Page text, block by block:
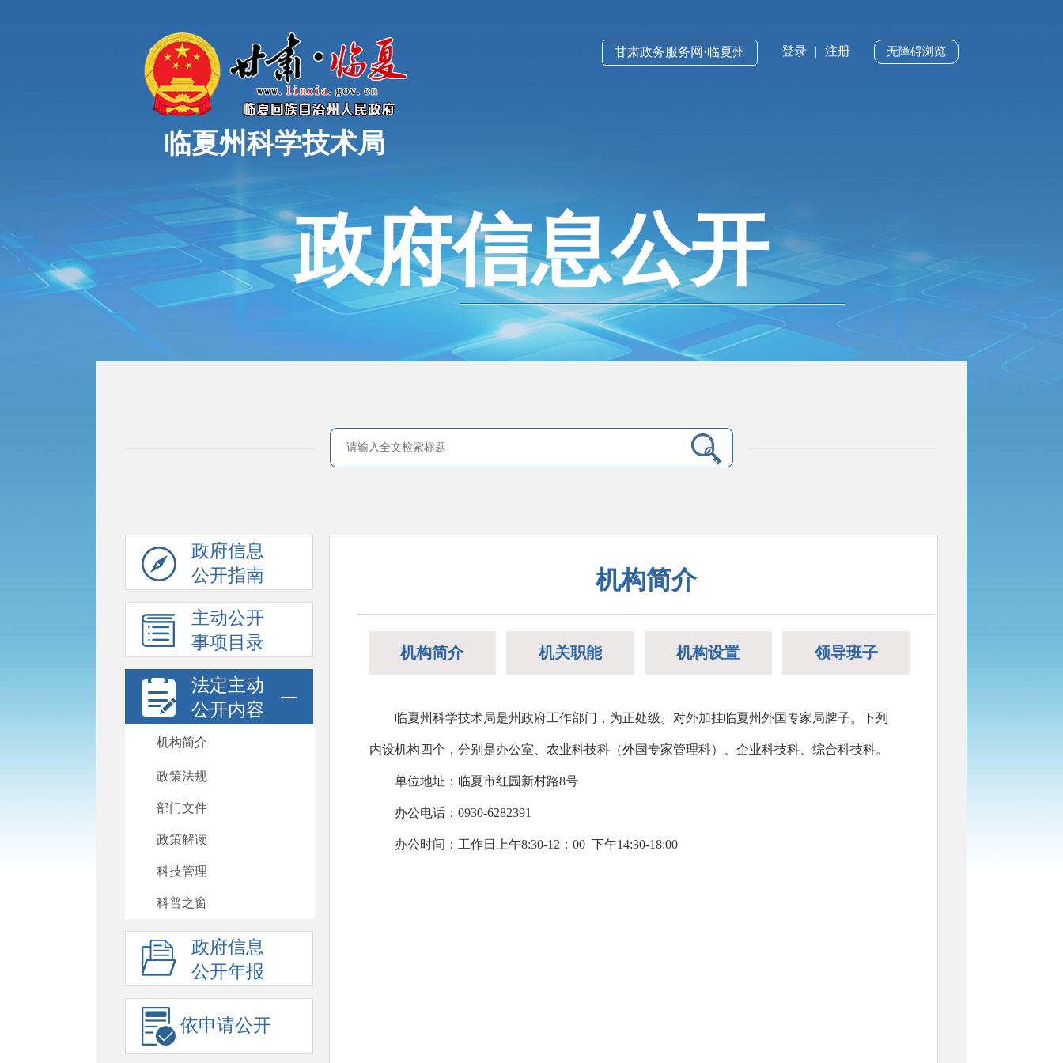
临夏州科学技术局
无障碍浏览
登录 | 注册
甘肃政务服务网·临夏州
政府信息公开
政府信息
公开指南
主动公开
事项目录
法定主动
公开内容
机构简介
政策法规
部门文件
政策解读
科技管理
科普之窗
政府信息
公开年报
依申请公开
机构简介
机构简介 机关职能 机构设置 领导班子
临夏州科学技术局是州政府工作部门，为正处级。对外加挂临夏州外国专家局牌子。下列
内设机构四个，分别是办公室、农业科技科（外国专家管理科）、企业科技科、综合科技科。
单位地址：临夏市红园新村路8号
办公电话：0930-6282391
办公时间：工作日上午8:30-12：00 下午14:30-18:00